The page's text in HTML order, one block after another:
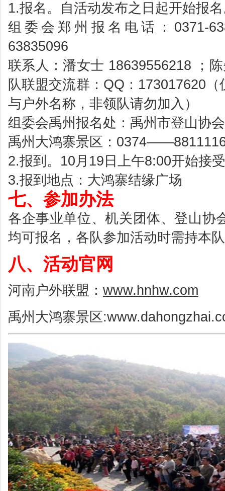
1.报名。自活动发布之日起开始报
组委会郑州报名电话：0371-
63835096
联系人：潘女士 18639556218 ；
队联盟交流群：QQ：173017620
与户外名称，非领队请勿加入）
组委会禹州报名处：禹州市登山协会
禹州大鸿寨景区：
2.报到。10月19日上午8:00开始接
3.报到地点：大鸿寨结缘广场
七、参加办法
各企事业单位、机关团体、登山协
均可报名，各队参加活动时需持本
八、活动官网
河南户外联盟： www.hnhw.com
禹州大鸿寨景区